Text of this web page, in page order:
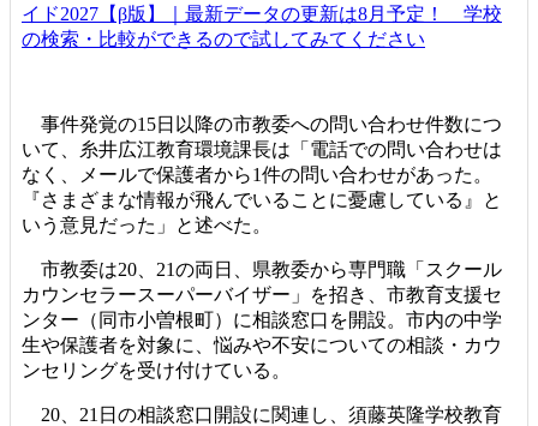
イド2027【β版】｜最新データの更新は8月予定！ 学校
の検索・比較ができるので試してみてください
事件発覚の15日以降の市教委への問い合わせ件数につ
いて、糸井広江教育環境課長は「電話での問い合わせは
なく、メールで保護者から1件の問い合わせがあった。
『さまざまな情報が飛んでいることに憂慮している』と
いう意見だった」と述べた。
市教委は20、21の両日、県教委から専門職「スクール
カウンセラースーパーバイザー」を招き、市教育支援セ
ンター（同市小曽根町）に相談窓口を開設。市内の中学
生や保護者を対象に、悩みや不安についての相談・カウ
ンセリングを受け付けている。
20、21日の相談窓口開設に関連し、須藤英隆学校教育